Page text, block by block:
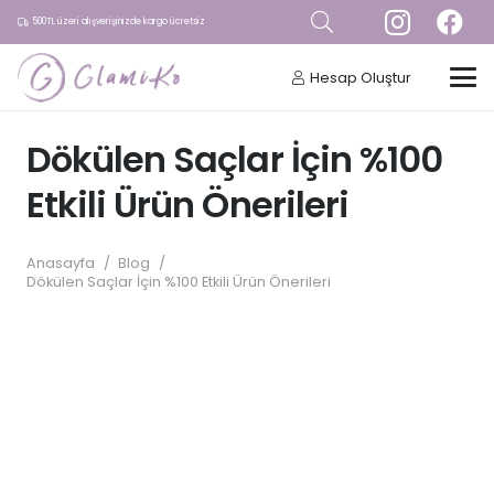
500TL üzeri alışverişinizde kargo ücretsiz
Hesap Oluştur
Dökülen Saçlar İçin %100
Etkili Ürün Önerileri
Anasayfa / Blog /
Dökülen Saçlar İçin %100 Etkili Ürün Önerileri